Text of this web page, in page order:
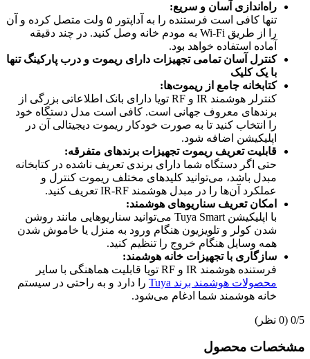
راه‌اندازی آسان و سریع:
تنها کافی است فرستنده را به آداپتور ۵ ولت متصل کرده و آن
را از طریق Wi-Fi به مودم خانه وصل کنید. در چند دقیقه
آماده استفاده خواهد بود.
کنترل آسان تمامی تجهیزات دارای ریموت و درب پارکینگ تنها
با یک کلیک
کتابخانه جامع از ریموت‌ها:
کنترلر هوشمند IR و RF تویا دارای بانک اطلاعاتی بزرگی از
برندهای معروف جهانی است. کافی است مدل دستگاه خود
را انتخاب کنید تا به صورت خودکار ریموت دیجیتالی آن در
اپلیکیشن اضافه شود.
قابلیت تعریف ریموت تجهیزات برندهای متفرقه:
حتی اگر دستگاه شما دارای برندی تعریف ناشده در کتابخانه
مبدل باشد، می‌توانید کلیدهای مختلف ریموت کنترل و
عملکرد آن‌ها را در مبدل هوشمند IR-RF تعریف کنید.
امکان تعریف سناریوهای هوشمند:
با اپلیکیشن Tuya Smart می‌توانید سناریوهایی مانند روشن
شدن کولر و تلویزیون هنگام ورود به منزل یا خاموش شدن
همه وسایل هنگام خروج را تنظیم کنید.
سازگاری با تجهیزات خانه هوشمند:
فرستنده هوشمند IR و RF تویا قابلیت هماهنگی با سایر
محصولات هوشمند برند Tuya
را دارد و به راحتی در سیستم
خانه هوشمند شما ادغام می‌شود.
‫0/5 ‫(0 نظر)
مشخصات محصول